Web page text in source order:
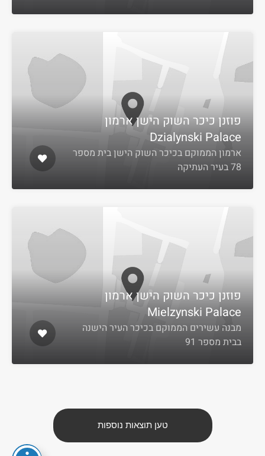
פוזנן כיכר השוק הישן ארמון
Dzialynski Palace
ארמון הממוקם בכיכר השוק הישן בית מספר
78 בעיר העתיקה
פוזנן כיכר השוק הישן ארמון
Mielzynski Palace
מבנה עשירים הממוקם בכיכר העיר הישנה
בבית מספר 91
טען תוצאות נוספות